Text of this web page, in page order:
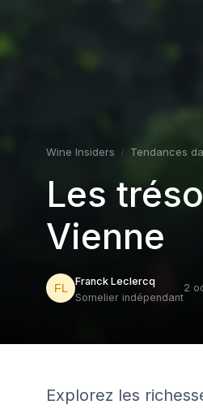
Wine Insiders Tendances
Les
Vienne
Franck Leclercq
Somelier indépendant
2
Explorez les